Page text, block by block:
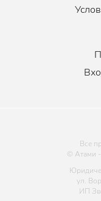
Все
© Атами -
ул.
ИП